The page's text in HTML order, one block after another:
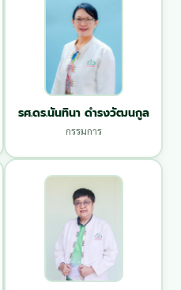
รศ.ดร.นันทินา ดำรงวัฒนกูล
กรรมการ